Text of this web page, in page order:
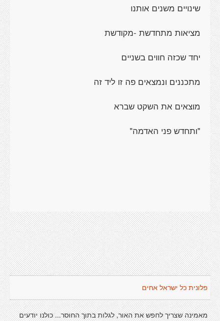
שינויים משנים אותנו
מציאות מתחדשת -מקודשת
יחד שכזה חווים בשניים
מתכננים ונמצאים פה זו ליד זה
מוצאים את השקט שברא
"ותחדש פני האדמה"
פלונית כל ישראל אחים
מאמינה שצריך לחפש את האור, לגלות בתוך החוסר... כולנו יודעים